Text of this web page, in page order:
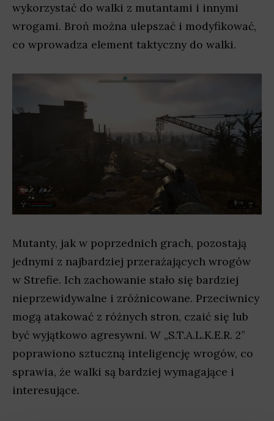
wykorzystać do walki z mutantami i innymi
wrogami. Broń można ulepszać i modyfikować,
co wprowadza element taktyczny do walki.
Mutanty, jak w poprzednich grach, pozostają
jednymi z najbardziej przerażających wrogów
w Strefie. Ich zachowanie stało się bardziej
nieprzewidywalne i zróżnicowane. Przeciwnicy
mogą atakować z różnych stron, czaić się lub
być wyjątkowo agresywni. W „S.T.A.L.K.E.R. 2”
poprawiono sztuczną inteligencję wrogów, co
sprawia, że walki są bardziej wymagające i
interesujące.